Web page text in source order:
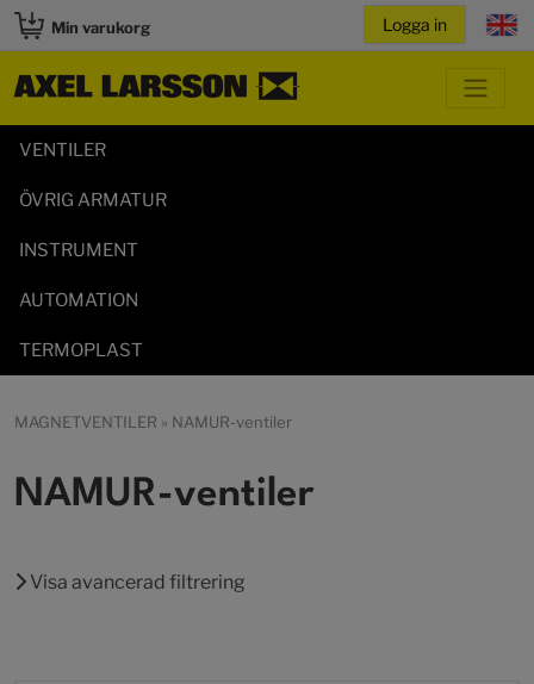
Min varukorg
VENTILER
ÖVRIG ARMATUR
INSTRUMENT
AUTOMATION
TERMOPLAST
MAGNETVENTILER » NAMUR-ventiler
NAMUR-ventiler
Visa avancerad filtrering